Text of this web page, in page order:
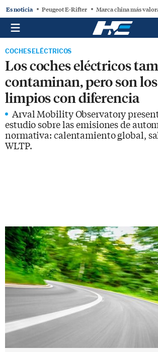
Es noticia Peugeot E-Rifter Marca china más
COCHES ELÉCTRICOS
Los coches eléctricos
contaminan, pero son
limpios con diferencia
Arval Mobility Observatory
estudio sobre las emisiones de
normativa: calentamiento global,
WLTP.